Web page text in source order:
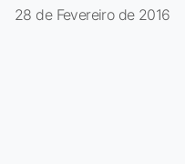
28 de Fevereiro de 2016